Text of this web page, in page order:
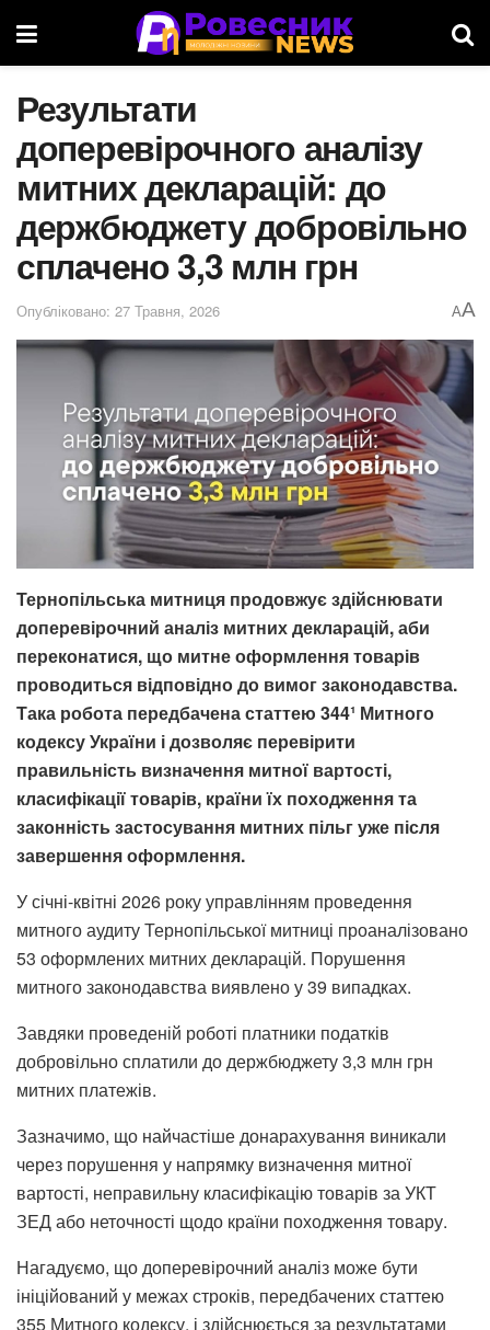
Результати
доперевірочного аналізу
митних декларацій: до
держбюджету добровільно
сплачено 3,3 млн грн
Опубліковано: 27 Травня, 2026 AA
Тернопільська митниця продовжує здійснювати
доперевірочний аналіз митних декларацій, аби
переконатися, що митне оформлення товарів
проводиться відповідно до вимог законодавства.
Така робота передбачена статтею 344¹ Митного
кодексу України і дозволяє перевірити
правильність визначення митної вартості,
класифікації товарів, країни їх походження та
законність застосування митних пільг уже після
завершення оформлення.
У січні-квітні 2026 року управлінням проведення
митного аудиту Тернопільської митниці проаналізовано
53 оформлених митних декларацій. Порушення
митного законодавства виявлено у 39 випадках.
Завдяки проведеній роботі платники податків
добровільно сплатили до держбюджету 3,3 млн грн
митних платежів.
Зазначимо, що найчастіше донарахування виникали
через порушення у напрямку визначення митної
вартості, неправильну класифікацію товарів за УКТ
ЗЕД або неточності щодо країни походження товару.
Нагадуємо, що доперевірочний аналіз може бути
ініційований у межах строків, передбачених статтею
355 Митного кодексу, і здійснюється за результатами